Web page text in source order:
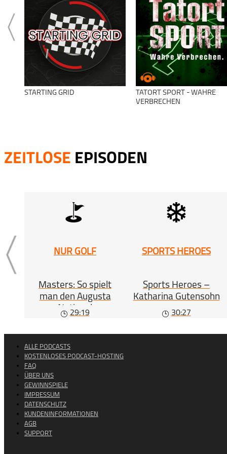
STARTING GRID
TATORT SPORT - WAHRE
VERBRECHEN
ZEITLOSE EPISODEN
NUR GOLF
Masters: So spielt
man den Augusta
National
29:19
SPORTS HEROES
Sports Heroes –
Katharina Gutensohn
30:27
ALLE PODCASTS
KOSTENLOSES PODCAST-HOSTING
FAQ
ÜBER UNS
GEWINNSPIELE
IMPRESSUM
DATENSCHUTZ
KUNDENINFORMATIONEN
AGB
SUPPORT